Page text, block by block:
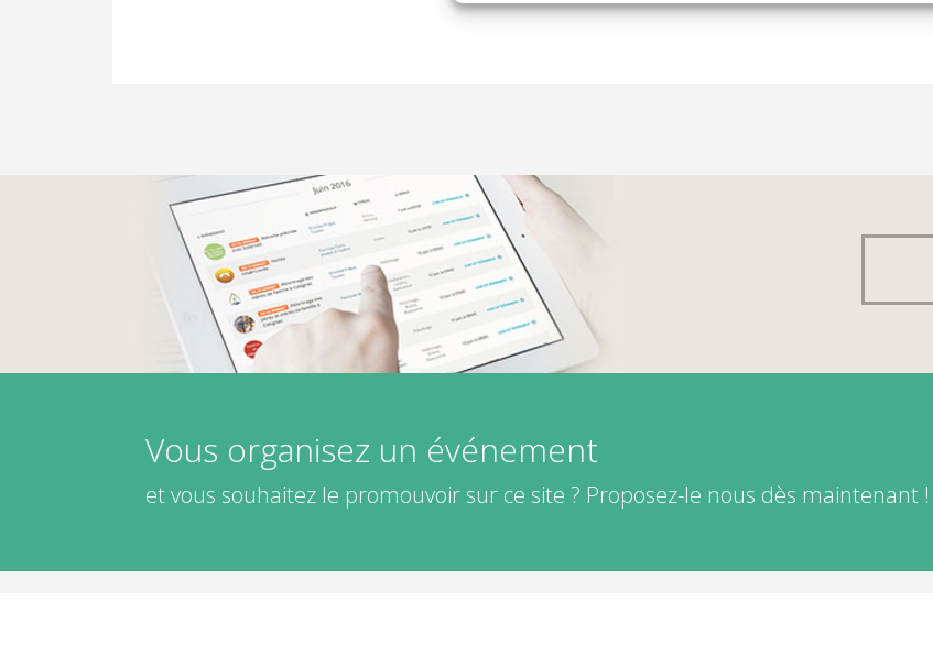
Vous organisez un événement
et vous souhaitez le promouvoir sur ce site ? Proposez-le nous dès maintenant !